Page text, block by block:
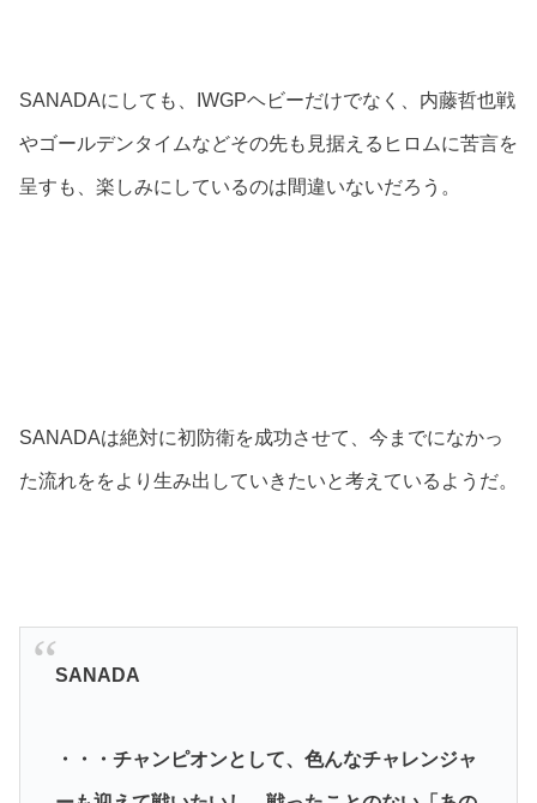
SANADAにしても、IWGPヘビーだけでなく、内藤哲也戦
やゴールデンタイムなどその先も見据えるヒロムに苦言を
呈すも、楽しみにしているのは間違いないだろう。
SANADAは絶対に初防衛を成功させて、今までになかっ
た流れををより生み出していきたいと考えているようだ。
SANADA
・・・チャンピオンとして、色んなチャレンジャ